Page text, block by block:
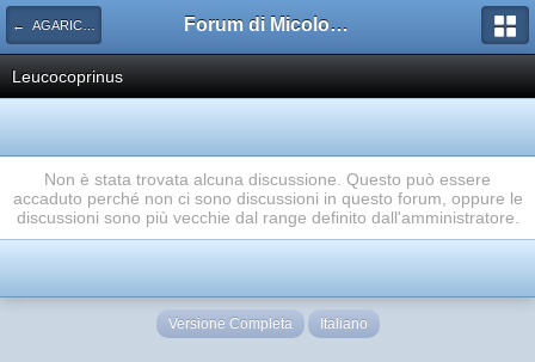
← AGARICACEAE Forum di Micologia AMB Gruppo di Muggia e del Carso
Leucocoprinus
Non è stata trovata alcuna discussione. Questo può essere
accaduto perché non ci sono discussioni in questo forum, oppure le
discussioni sono più vecchie dal range definito dall'amministratore.
Versione Completa Italiano